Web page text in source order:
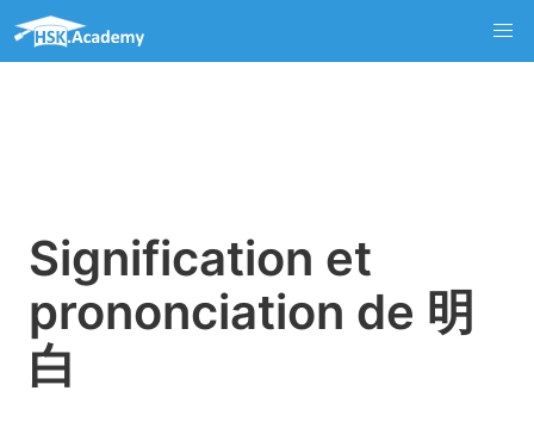
Signification et
prononciation de 明
白